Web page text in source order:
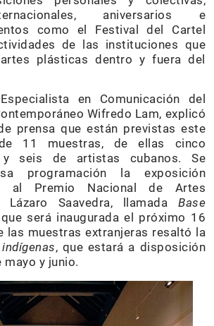
aniversarios e
como el Festival del Cartel
de las instituciones que
plásticas dentro y fuera del
en Comunicación del
Wifredo Lam, explicó
prensa que están previstas este
11 muestras, de ellas cinco
y seis de artistas cubanos. Se
programación la exposición
al Premio Nacional de Artes
Saavedra, llamada Base
que será inaugurada el próximo 16
las muestras extranjeras resaltó la
, que estará a disposición
y junio.